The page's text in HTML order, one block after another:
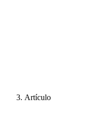
Artículo